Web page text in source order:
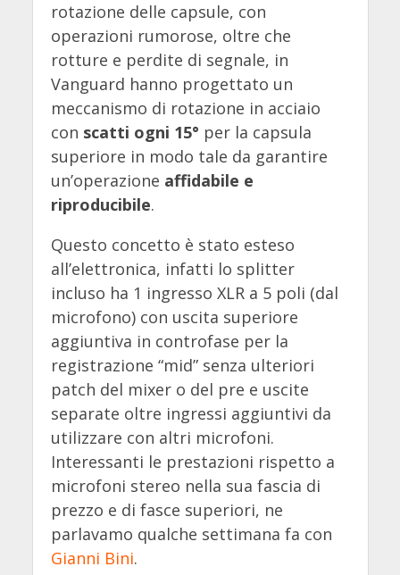
rotazione delle capsule, con
operazioni rumorose, oltre che
rotture e perdite di segnale, in
Vanguard hanno progettato un
meccanismo di rotazione in acciaio
con scatti ogni 15° per la capsula
superiore in modo tale da garantire
un’operazione affidabile e
riproducibile.
Questo concetto è stato esteso
all’elettronica, infatti lo splitter
incluso ha 1 ingresso XLR a 5 poli (dal
microfono) con uscita superiore
aggiuntiva in controfase per la
registrazione “mid” senza ulteriori
patch del mixer o del pre e uscite
separate oltre ingressi aggiuntivi da
utilizzare con altri microfoni.
Interessanti le prestazioni rispetto a
microfoni stereo nella sua fascia di
prezzo e di fasce superiori, ne
parlavamo qualche settimana fa con
Gianni Bini.